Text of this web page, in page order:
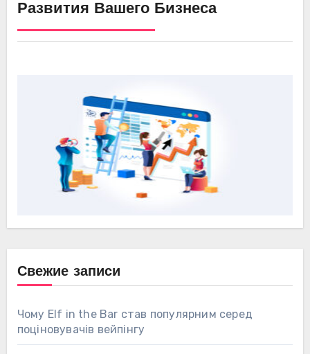
Развития Вашего Бизнеса
Свежие записи
Чому Elf in the Bar став популярним серед
поціновувачів вейпінгу